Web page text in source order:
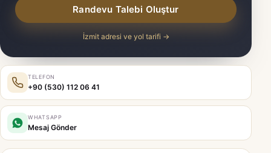
Randevu Talebi Oluştur
İzmit adresi ve yol tarifi →
TELEFON
+90 (530) 112 06 41
WHATSAPP
Mesaj Gönder